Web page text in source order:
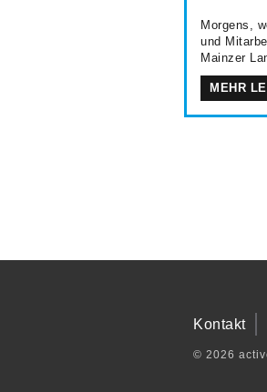
Morgens,
und
Mainzer
MEHR
Kontakt
© 2026